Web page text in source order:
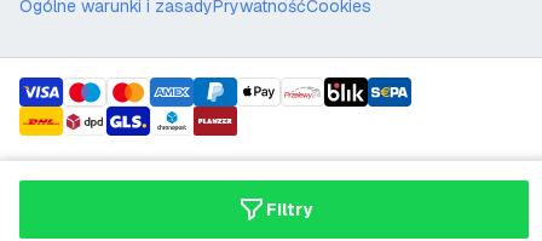
Filtry
Ogólne warunki i zasadyPrywatnośćCookies
payment methods
shipment methods